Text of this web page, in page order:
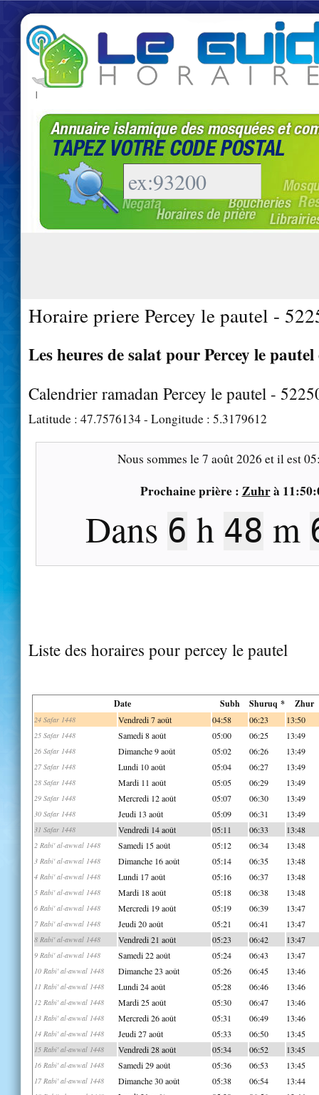
|
Horaire priere Percey le pautel -
Les heures de salat pour Percey le pautel
Calendrier ramadan Percey le pautel -
Latitude : 47.7576134- Longitude : 5.3179612
Nous sommes le7 août 2026 et il est
Prochaine prière : Zuhrà
Dans 6 h 48 m
Liste des horaires pour percey le pautel
Date Subh Shuruq * Zhur
24 Safar 1448 Vendredi 7 août 04:58 06:23 13:50
25 Safar 1448 Samedi 8 août 05:00 06:25 13:49
26 Safar 1448 Dimanche 9 août 05:02 06:26 13:49
27 Safar 1448 Lundi 10 août 05:04 06:27 13:49
28 Safar 1448 Mardi 11 août 05:05 06:29 13:49
29 Safar 1448 Mercredi 12 août 05:07 06:30 13:49
30 Safar 1448 Jeudi 13 août 05:09 06:31 13:49
31 Safar 1448 Vendredi 14 août 05:11 06:33 13:48
2 Rabi' al-awwal 1448 Samedi 15 août 05:12 06:34 13:48
3 Rabi' al-awwal 1448 Dimanche 16 août 05:14 06:35 13:48
4 Rabi' al-awwal 1448 Lundi 17 août 05:16 06:37 13:48
5 Rabi' al-awwal 1448 Mardi 18 août 05:18 06:38 13:48
6 Rabi' al-awwal 1448 Mercredi 19 août 05:19 06:39 13:47
7 Rabi' al-awwal 1448 Jeudi 20 août 05:21 06:41 13:47
8 Rabi' al-awwal 1448 Vendredi 21 août 05:23 06:42 13:47
9 Rabi' al-awwal 1448 Samedi 22 août 05:24 06:43 13:47
10 Rabi' al-awwal 1448 Dimanche 23 août 05:26 06:45 13:46
11 Rabi' al-awwal 1448 Lundi 24 août 05:28 06:46 13:46
12 Rabi' al-awwal 1448 Mardi 25 août 05:30 06:47 13:46
13 Rabi' al-awwal 1448 Mercredi 26 août 05:31 06:49 13:46
14 Rabi' al-awwal 1448 Jeudi 27 août 05:33 06:50 13:45
15 Rabi' al-awwal 1448 Vendredi 28 août 05:34 06:52 13:45
16 Rabi' al-awwal 1448 Samedi 29 août 05:36 06:53 13:45
17 Rabi' al-awwal 1448 Dimanche 30 août 05:38 06:54 13:44